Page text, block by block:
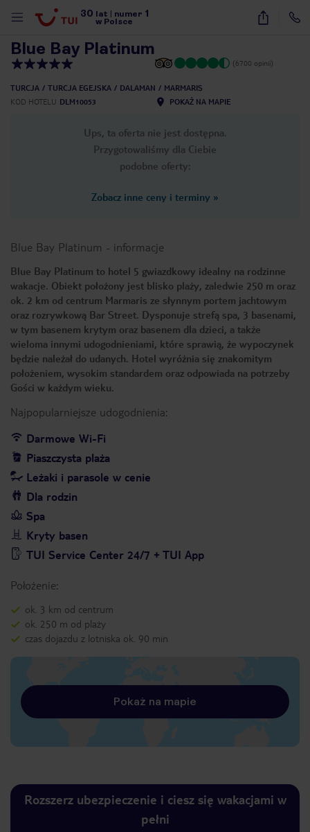
30 lat numer 1
w Polsce
36
Blue Bay Platinum
(6700 opinii)
TURCJA TURCJA EGEJSKA DALAMAN
MARMARIS
KOD HOTELU DLM10053 POKAŻ NA MAPIE
Ups, ta oferta nie jest dostępna.
Przygotowaliśmy dla Ciebie
podobne oferty:
Zobacz inne ceny i terminy »
Blue Bay Platinum - informacje
Blue Bay Platinum to hotel 5 gwiazdkowy idealny na rodzinne
wakacje. Obiekt położony jest blisko plaży, zaledwie 250 m oraz
ok. 2 km od centrum Marmaris ze słynnym portem jachtowym
oraz rozrywkową Bar Street. Dysponuje strefą spa, 3 basenami,
w tym basenem krytym oraz basenem dla dzieci, a także
wieloma innymi udogodnieniami, które sprawią, że wypoczynek
będzie należał do udanych. Hotel wyróżnia się znakomitym
położeniem, wysokim standardem oraz odpowiada na potrzeby
Gości w każdym wieku.
Najpopularniejsze udogodnienia:
Darmowe Wi-Fi
Piaszczysta plaża
Leżaki i parasole w cenie
Dla rodzin
Spa
Kryty basen
TUI Service Center 24/7 + TUI App
Położenie:
ok. 3 km od centrum
ok. 250 m od plaży
czas dojazdu z lotniska ok. 90 min
Pokaż na mapie
Rozszerz ubezpieczenie i ciesz się wakacjami w
pełni